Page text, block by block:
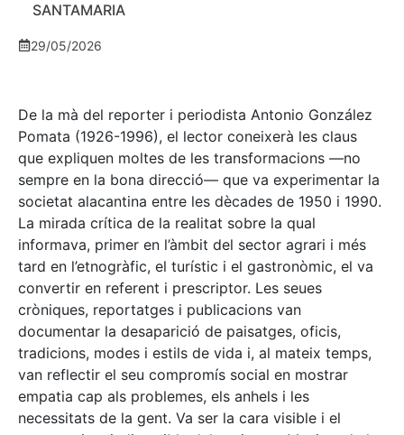
SANTAMARIA
29/05/2026
De la mà del reporter i periodista Antonio González
Pomata (1926-1996), el lector coneixerà les claus
que expliquen moltes de les transformacions —no
sempre en la bona direcció— que va experimentar la
societat alacantina entre les dècades de 1950 i 1990.
La mirada crítica de la realitat sobre la qual
informava, primer en l’àmbit del sector agrari i més
tard en l’etnogràfic, el turístic i el gastronòmic, el va
convertir en referent i prescriptor. Les seues
cròniques, reportatges i publicacions van
documentar la desaparició de paisatges, oficis,
tradicions, modes i estils de vida i, al mateix temps,
van reflectir el seu compromís social en mostrar
empatia cap als problemes, els anhels i les
necessitats de la gent. Va ser la cara visible i el